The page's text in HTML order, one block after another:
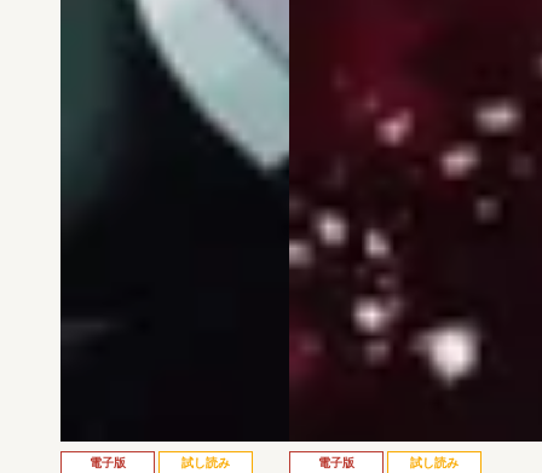
電子版 試し読み 電子版 試し読み